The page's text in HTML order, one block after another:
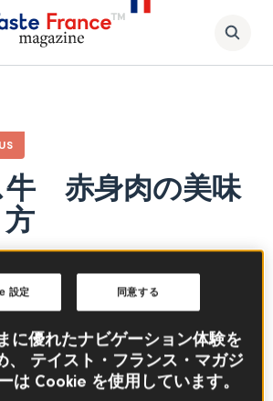
牛 赤身肉の美味
材の良さを最大限に引き出す、
き方とは…？おうちでも実践で
方を、シェフに伝授して頂きま
に優れたナビゲーション体験を
、 テイスト・フランス・マガジ
は Cookie を使用しています。
同意する
設定